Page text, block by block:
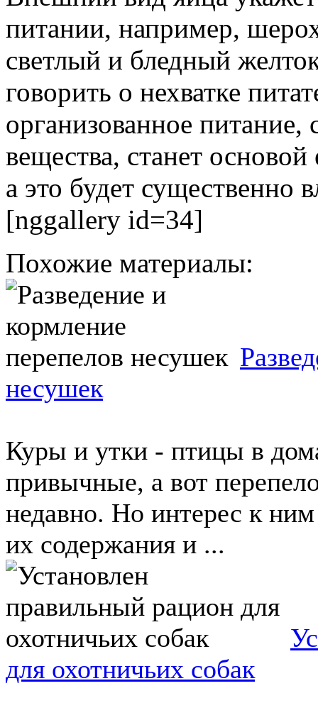
питании, например,
светлый и бледный
говорить о нехватке
организованное
вещества, станет
а это будет существенно
[nggallery id=34]
Похожие материалы:
несушек
Куры и утки - птицы в
привычные, а вот
недавно. Но интерес к ним
их содержания и ...
для охотничьих собак